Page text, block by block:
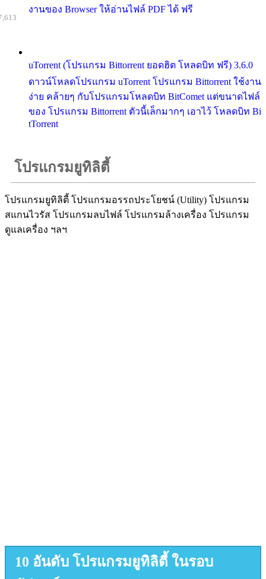
งานของ Browser ให้อ่านไฟล์ PDF ได้ ฟรี
uTorrent (โปรแกรม Bittorrent ยอดฮิต โหลดบิท ฟรี) 3.6.0
ดาวน์โหลดโปรแกรม uTorrent โปรแกรม Bittorrent ใช้งาน
ง่าย คล้ายๆ กับโปรแกรมโหลดบิท BitComet แต่ขนาดไฟล์
ของ โปรแกรม Bittorrent ตัวนี้เล็กมากๆ เอาไว้ โหลดบิท Bi
tTorrent
โปรแกรมยูทิลิตี้
โปรแกรมยูทิลิตี้ โปรแกรมอรรถประโยชน์ (Utility) โปรแกรม
สแกนไวรัส โปรแกรมลบไฟล์ โปรแกรมล้างเครื่อง โปรแกรม
ดูแลเครื่อง ฯลฯ
10 อันดับ โปรแกรมยูทิลิตี้ ในรอบ